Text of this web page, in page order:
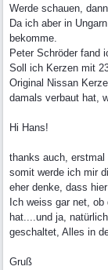
Werde schauen,
Da ich aber in
bekomme.
Peter Schröder fand
Soll ich Kerzen mit
Original Nissan
damals verbaut hat,
Hi Hans!
thanks auch, erstmal
somit werde ich mir
eher denke, dass
Ich weiss gar net,
hat....und ja,
geschaltet, Alles in
Gruß